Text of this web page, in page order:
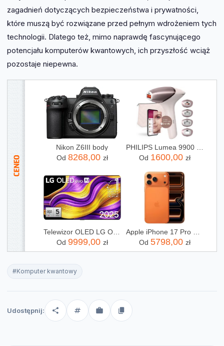
zagadnień dotyczących bezpieczeństwa i prywatności,
które muszą być rozwiązane przed pełnym wdrożeniem tych
technologii. Dlatego też, mimo naprawdę fascynującego
potencjału komputerów kwantowych, ich przyszłość wciąż
pozostaje niepewna.
Nikon Z6III body
Od 8268,00 zł
Od 1600,00 zł
Telewizor OLED LG OLED65G54LW 65 cali 4K UHD
Od 9999,00 zł
Od 5798,00 zł
#Komputer kwantowy
Udostępnij: